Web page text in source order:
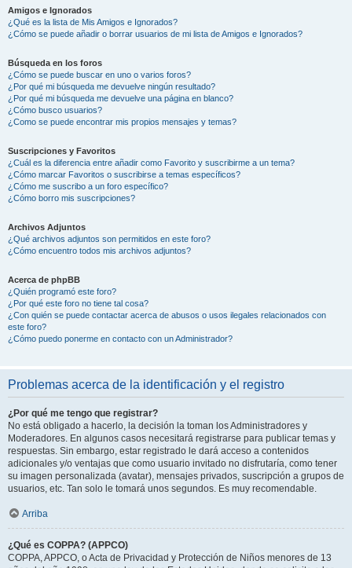
Amigos e Ignorados
¿Qué es la lista de Mis Amigos e Ignorados?
¿Cómo se puede añadir o borrar usuarios de mi lista de Amigos e Ignorados?
Búsqueda en los foros
¿Cómo se puede buscar en uno o varios foros?
¿Por qué mi búsqueda me devuelve ningún resultado?
¿Por qué mi búsqueda me devuelve una página en blanco?
¿Cómo busco usuarios?
¿Como se puede encontrar mis propios mensajes y temas?
Suscripciones y Favoritos
¿Cuál es la diferencia entre añadir como Favorito y suscribirme a un tema?
¿Cómo marcar Favoritos o suscribirse a temas específicos?
¿Cómo me suscribo a un foro específico?
¿Cómo borro mis suscripciones?
Archivos Adjuntos
¿Qué archivos adjuntos son permitidos en este foro?
¿Cómo encuentro todos mis archivos adjuntos?
Acerca de phpBB
¿Quién programó este foro?
¿Por qué este foro no tiene tal cosa?
¿Con quién se puede contactar acerca de abusos o usos ilegales relacionados con
este foro?
¿Cómo puedo ponerme en contacto con un Administrador?
Problemas acerca de la identificación y el registro
¿Por qué me tengo que registrar?
No está obligado a hacerlo, la decisión la toman los Administradores y
Moderadores. En algunos casos necesitará registrarse para publicar temas y
respuestas. Sin embargo, estar registrado le dará acceso a contenidos
adicionales y/o ventajas que como usuario invitado no disfrutaría, como tener
su imagen personalizada (avatar), mensajes privados, suscripción a grupos de
usuarios, etc. Tan solo le tomará unos segundos. Es muy recomendable.
Arriba
¿Qué es COPPA? (APPCO)
COPPA, APPCO, o Acta de Privacidad y Protección de Niños menores de 13